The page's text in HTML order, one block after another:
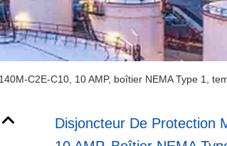
C2E-C10, 10 AMP, boîtier NEMA Type 1,
Disjoncteur De Protection